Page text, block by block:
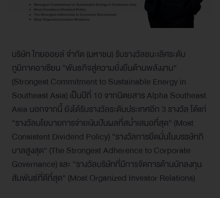
บริษัท ไทยออยล์ จำกัด (มหาชน) รับรางวัลชนะเลิศระดับ
ภูมิภาคอาเซียน “พันธกิจสู่ความยั่งยืนด้านพลังงาน”
(Strongest Commitment to Sustainable Energy in
Southeast Asia) เป็นปีที่ 10 จากนิตยสาร Alpha Southeast
Asia นอกจากนี้ ยังได้รับรางวัลระดับประเทศอีก 3 รางวัล ได้แก่
“รางวัลนโยบายการจ่ายเงินปันผลที่สม่ำเสมอที่สุด” (Most
Consistent Dividend Policy) “รางวัลการยึดมั่นในบรรษัทภิ
บาลสูงสุด” (The Strongest Adherence to Corporate
Governance) และ “รางวัลบริษัทที่มีการจัดการด้านนักลงทุน
สัมพันธ์ที่ดีที่สุด” (Most Organized Investor Relations)